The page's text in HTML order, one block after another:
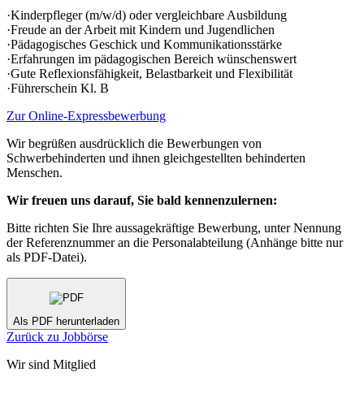
·Kinderpfleger (m/w/d) oder vergleichbare Ausbildung
·Freude an der Arbeit mit Kindern und Jugendlichen
·Pädagogisches Geschick und Kommunikationsstärke
·Erfahrungen im pädagogischen Bereich wünschenswert
·Gute Reflexionsfähigkeit, Belastbarkeit und Flexibilität
·Führerschein Kl. B
Zur Online-Expressbewerbung
Wir begrüßen ausdrücklich die Bewerbungen von
Schwerbehinderten und ihnen gleichgestellten behinderten
Menschen.
Wir freuen uns darauf, Sie bald kennenzulernen:
Bitte richten Sie Ihre aussagekräftige Bewerbung, unter Nennung
der Referenznummer an die Personalabteilung (Anhänge bitte nur
als PDF-Datei).
Als PDF herunterladen
Zurück zu Jobbörse
Wir sind Mitglied